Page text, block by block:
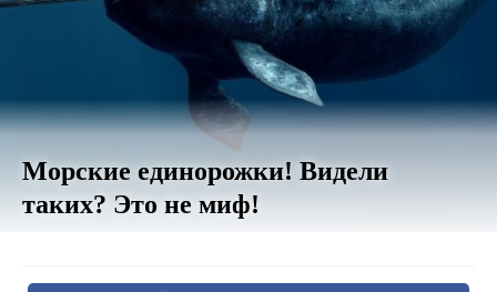
Морские единорожки! Видели
таких? Это не миф!